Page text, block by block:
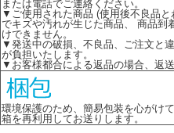
または電話でご連絡ください。
▼ご使用された商品 (使用後不良品
でキズや汚れが生じた商品、 商品到
けできません。
▼発送中の破損、不良品、ご注文と
が負担いたします。
▼お客様都合による返品の場合、返
環境保護のため、簡易包装を心がけ
箱を再利用してお送りします。